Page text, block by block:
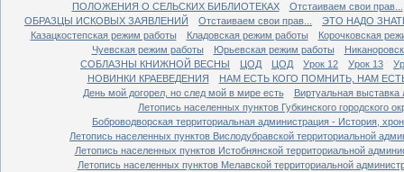
ПОЛОЖЕНИЯ О СЕЛЬСКИХ БИБЛИОТЕКАХ
Отстаиваем свои прав...
ОБРАЗЦЫ ИСКОВЫХ ЗАЯВЛЕНИЙ
Отстаиваем свои прав...
ЭТО НАДО
Казацкостепская режим работы
Кладовская режим работы
Корочковская
Чуевская режим работы
Юрьевская режим работы
СОБЛАЗНЫ КНИЖНОЙ ВЕСНЫ
ЦОД ЦОД Урок 12 Урок 13
НОВИНКИ КРАЕВЕДЕНИЯ
НАМ ЕСТЬ КОГО ПОМНИТЬ, НАМ
День мой догорел, но след мой в мире есть
Виртуальная
Летопись населенных пунктов Губкинского городского
Боброводворская территориальная администрация - История,
Летопись населенных пунктов Вислодубравской территориальной
Летопись населенных пунктов Истобнянской территориальной
Летопись населенных пунктов Мелавской территориальной